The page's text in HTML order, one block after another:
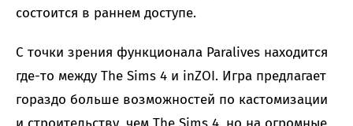
состоится в раннем доступе.
С точки зрения функционала Paralives находится
где-то между The Sims 4 и inZOI. Игра предлагает
гораздо больше возможностей по кастомизации